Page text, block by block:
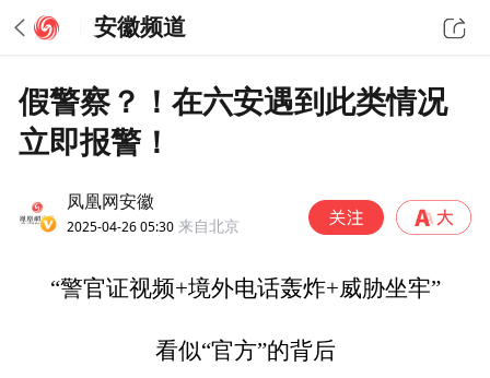
安徽频道
假警察？！在六安遇到此类情况
立即报警！
凤凰网安徽
2025-04-26 05:30 来自北京
“警官证视频+境外电话轰炸+威胁坐牢”
看似“官方”的背后